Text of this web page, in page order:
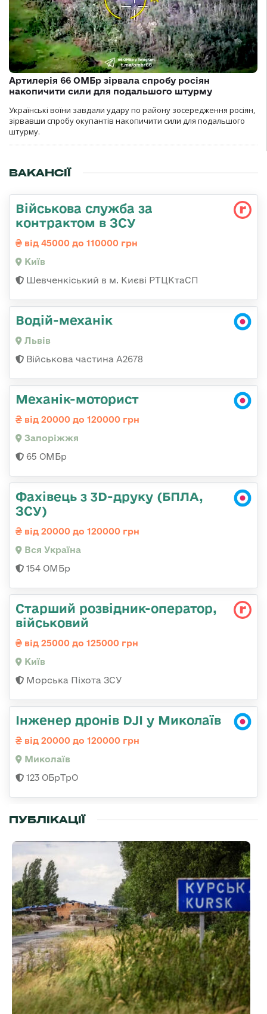
Артилерія 66 ОМБр зірвала спробу росіян
накопичити сили для подальшого штурму
Українські воїни завдали удару по району зосередження росіян,
зірвавши спробу окупантів накопичити сили для подальшого
штурму.
ВАКАНСІЇ
Військова служба за
контрактом в ЗСУ
від 45000 до 110000 грн
Київ
Шевченкіський в м. Києві РТЦКтаСП
Водій-механік
Львів
Військова частина А2678
Механік-моторист
від 20000 до 120000 грн
Запоріжжя
65 ОМБр
Фахівець з 3D-друку (БПЛА,
ЗСУ)
від 20000 до 120000 грн
Вся Україна
154 ОМБр
Стаpший pозвідник-опеpатоp,
військовий
від 25000 до 125000 грн
Київ
Морська Піхота ЗСУ
Інженер дронів DJI у Миколаїв
від 20000 до 120000 грн
Миколаїв
123 ОБрТрО
ПУБЛІКАЦІЇ